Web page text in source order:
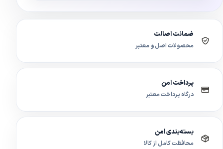
ضمانت اصالت
محصولات اصل و معتبر
پرداخت امن
درگاه پرداخت معتبر
بسته‌بندی امن
محافظت کامل از کالا